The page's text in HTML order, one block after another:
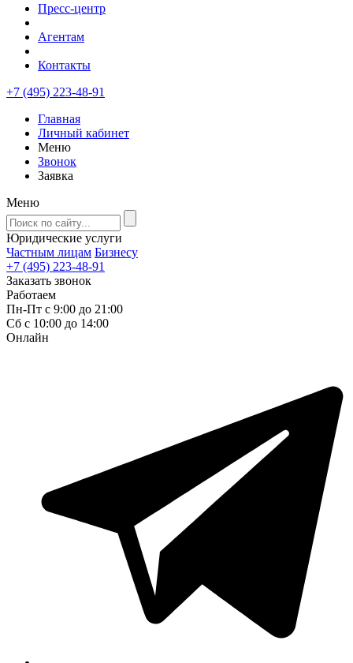
Пресс-центр
Агентам
Контакты
+7 (495) 223-48-91
Главная
Личный кабинет
Меню
Звонок
Заявка
Меню
Юридические услуги
Частным лицам Бизнесу
+7 (495) 223-48-91
Заказать звонок
Работаем
Пн-Пт с 9:00 до 21:00
Сб с 10:00 до 14:00
Онлайн